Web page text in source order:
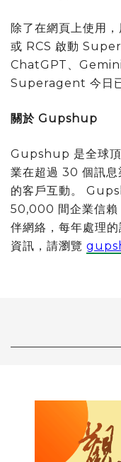
除了在網頁上使用
或 RCS 啟動
ChatGPT、Gemini
Superagent 今日已
關於 Gupshup
Gupshup 是全球頂
業在超過 30 個訊息
的客戶互動。
50,000 間企業信賴
伴網絡，每年處理
資訊，請瀏覽